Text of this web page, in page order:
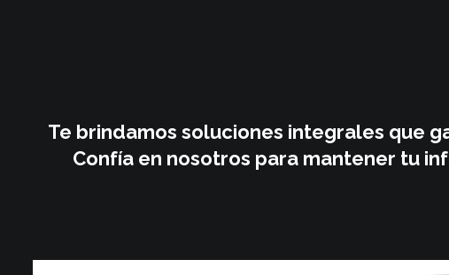
Te brindamos soluciones integrales que
Confía en nosotros para mantener tu